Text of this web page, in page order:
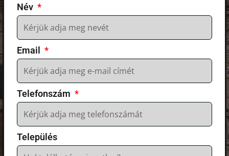
Név
Email
Telefonszám
Település